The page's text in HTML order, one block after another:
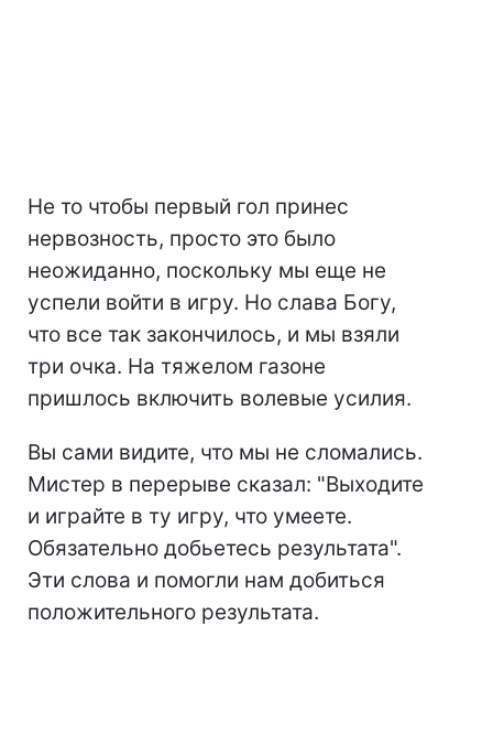
Не то чтобы первый гол принес
нервозность, просто это было
неожиданно, поскольку мы еще не
успели войти в игру. Но слава Богу,
что все так закончилось, и мы взяли
три очка. На тяжелом газоне
пришлось включить волевые усилия.
Вы сами видите, что мы не сломались.
Мистер в перерыве сказал: "Выходите
и играйте в ту игру, что умеете.
Обязательно добьетесь результата".
Эти слова и помогли нам добиться
положительного результата.